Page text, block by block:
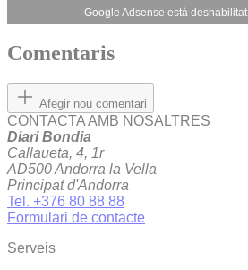
Google Adsense està deshabilitat.
Comentaris
Afegir nou comentari
CONTACTA AMB NOSALTRES
Diari Bondia
Callaueta, 4, 1r
AD500 Andorra la Vella
Principat d'Andorra
Tel. +376 80 88 88
Formulari de contacte
Serveis